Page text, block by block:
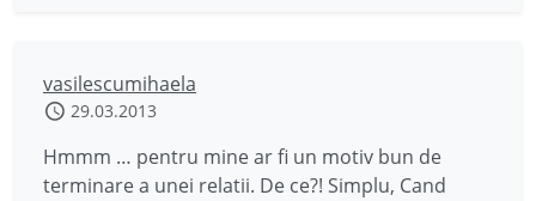
vasilescumihaela
29.03.2013
Hmmm … pentru mine ar fi un motiv bun de
terminare a unei relatii. De ce?! Simplu, Cand